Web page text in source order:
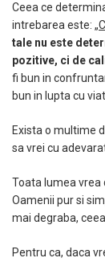
Ceea ce
intrebarea este: „
tale nu este
pozitive, ci de
fi bun in
bun in lupta cu
Exista o multime
sa vrei cu
Toata lumea vrea
Oamenii pur si
mai degraba,
Pentru ca, daca